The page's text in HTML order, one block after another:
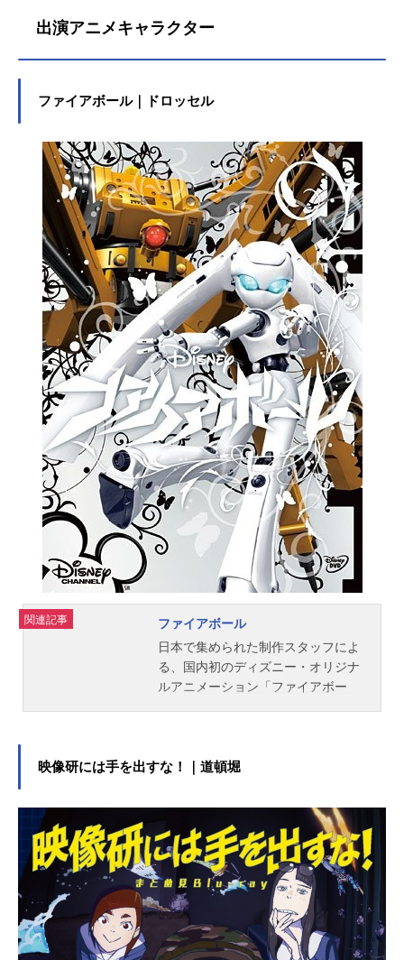
出演アニメキャラクター
ファイアボール｜ドロッセル
関連記事
ファイアボール
日本で集められた制作スタッフによ
る、国内初のディズニー・オリジナ
ルアニメーション「ファイアボー
Vアニメスケジュール2008年4月7日
OMXほか話数全13話キャストドロッ
セル：川庄美雪ゲデヒトニス：大川
透スタッフプロデュース・脚本・監
督：荒川航メカニカル・キャラクタ
ーデザイン：柳瀬敬之公開開始年＆
季節2008春アニメ(C)Dlife、(C)Disne
y『ファイアボール』公式Twitter
映像研には手を出すな！｜道頓堀